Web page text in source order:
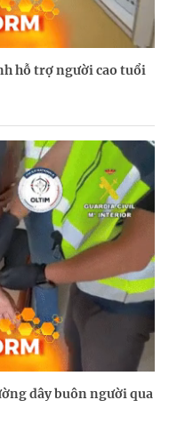
hỗ trợ người cao tuổi
dây buôn người qua